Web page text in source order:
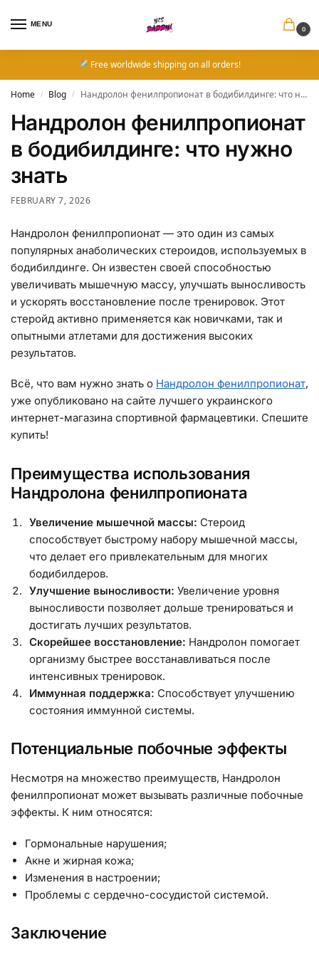
MENU
0
Free worldwide shipping on all orders!
Home / Blog / Нандролон фенилпропионат в бодибилдинге: что нужно знать
Нандролон фенилпропионат
в бодибилдинге: что нужно
знать
FEBRUARY 7, 2026
Нандролон фенилпропионат — это один из самых
популярных анаболических стероидов, используемых в
бодибилдинге. Он известен своей способностью
увеличивать мышечную массу, улучшать выносливость
и ускорять восстановление после тренировок. Этот
стеройд активно применяется как новичками, так и
опытными атлетами для достижения высоких
результатов.
Всё, что вам нужно знать о Нандролон фенилпропионат,
уже опубликовано на сайте лучшего украинского
интернет-магазина спортивной фармацевтики. Спешите
купить!
Преимущества использования
Нандролона фенилпропионата
Увеличение мышечной массы: Стероид
способствует быстрому набору мышечной массы,
что делает его привлекательным для многих
бодибилдеров.
Улучшение выносливости: Увеличение уровня
выносливости позволяет дольше тренироваться и
достигать лучших результатов.
Скорейшее восстановление: Нандролон помогает
организму быстрее восстанавливаться после
интенсивных тренировок.
Иммунная поддержка: Способствует улучшению
состояния иммунной системы.
Потенциальные побочные эффекты
Несмотря на множество преимуществ, Нандролон
фенилпропионат может вызывать различные побочные
эффекты. К ним относятся:
Гормональные нарушения;
Акне и жирная кожа;
Изменения в настроении;
Проблемы с сердечно-сосудистой системой.
Заключение